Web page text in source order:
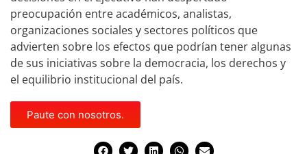
preocupación entre académicos, analistas,
organizaciones sociales y sectores políticos que
advierten sobre los efectos que podrían tener algunas
de sus iniciativas sobre la democracia, los derechos y
el equilibrio institucional del país.
Paute con nosotros.